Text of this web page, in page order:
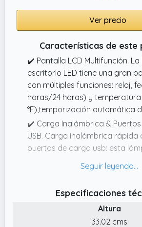
interruptor del sensor táctil
ajustar fácil y rápidamente.
Ver precio
Características de este
✔️ Pantalla LCD Multifunción.
escritorio LED tiene una gran
con múltiples funciones: reloj,
horas/24 horas) y temperatura
°F),temporización automática
✔️ Carga Inalámbrica &
USB. Carga inalámbrica rápida
puertos de carga usb: esta
10w de Android y la carga
✔️ Diseño plegable y control
lámpara de mesa de oficina
plegable muy moderno.
Especificaciones
Altura
33.02 cms